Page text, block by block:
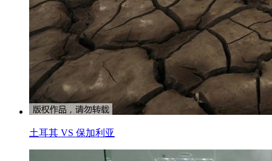
土耳其 VS 保加利亚